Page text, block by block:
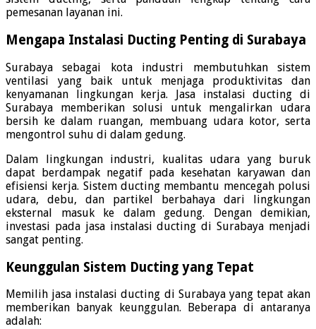
pemesanan layanan ini.
Mengapa Instalasi Ducting Penting di Surabaya
Surabaya sebagai kota industri membutuhkan sistem
ventilasi yang baik untuk menjaga produktivitas dan
kenyamanan lingkungan kerja. Jasa instalasi ducting di
Surabaya memberikan solusi untuk mengalirkan udara
bersih ke dalam ruangan, membuang udara kotor, serta
mengontrol suhu di dalam gedung.
Dalam lingkungan industri, kualitas udara yang buruk
dapat berdampak negatif pada kesehatan karyawan dan
efisiensi kerja. Sistem ducting membantu mencegah polusi
udara, debu, dan partikel berbahaya dari lingkungan
eksternal masuk ke dalam gedung. Dengan demikian,
investasi pada jasa instalasi ducting di Surabaya menjadi
sangat penting.
Keunggulan Sistem Ducting yang Tepat
Memilih jasa instalasi ducting di Surabaya yang tepat akan
memberikan banyak keunggulan. Beberapa di antaranya
adalah: